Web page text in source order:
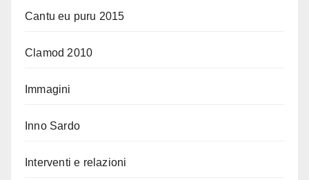
Cantu eu puru 2015
Clamod 2010
Immagini
Inno Sardo
Interventi e relazioni